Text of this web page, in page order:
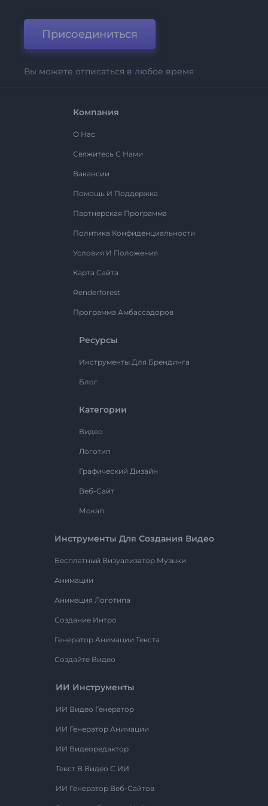
Присоединиться
Вы можете отписаться в любое время
Компания
О Нас
Свяжитесь С Нами
Вакансии
Помощь И Поддержка
Партнерская Программа
Политика Конфиденциальности
Условия И Положения
Карта Сайта
Renderforest
Программа Амбассадоров
Ресурсы
Инструменты Для Брендинга
Блог
Категории
Видео
Логотип
Графический Дизайн
Веб-Сайт
Мокап
Инструменты Для Создания Видео
Бесплатный Визуализатор Музыки
Анимации
Анимация Логотипа
Создание Интро
Генератор Анимации Текста
Создайте Видео
ИИ Инструменты
ИИ Видео Генератор
ИИ Генератор Анимации
ИИ Видеоредактор
Текст В Видео С ИИ
ИИ Генератор Веб-Сайтов